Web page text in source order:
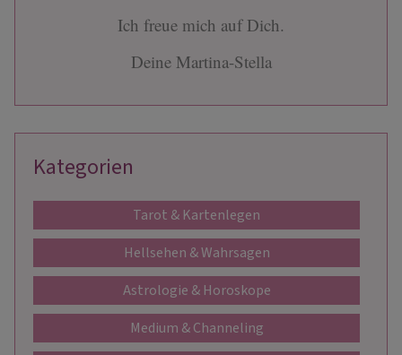
Ich freue mich auf Dich.
Deine Martina-Stella
Kategorien
Tarot & Kartenlegen
Hellsehen & Wahrsagen
Astrologie & Horoskope
Medium & Channeling